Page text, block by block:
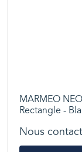
MARMEO
Rectangle -
Nous